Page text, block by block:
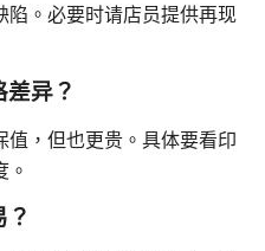
陷。必要时请店员提供再现
差异？
，但也更贵。具体要看印